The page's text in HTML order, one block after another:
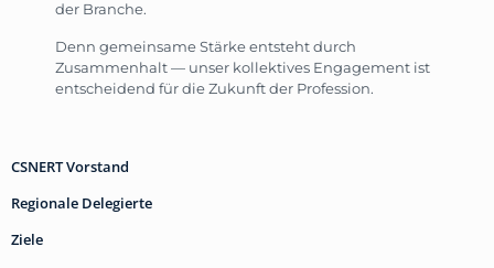
der Branche.
Denn gemeinsame Stärke entsteht durch
Zusammenhalt — unser kollektives Engagement ist
entscheidend für die Zukunft der Profession.
CSNERT Vorstand
Regionale Delegierte
Ziele